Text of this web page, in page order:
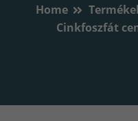
Home
Cinkfoszfát